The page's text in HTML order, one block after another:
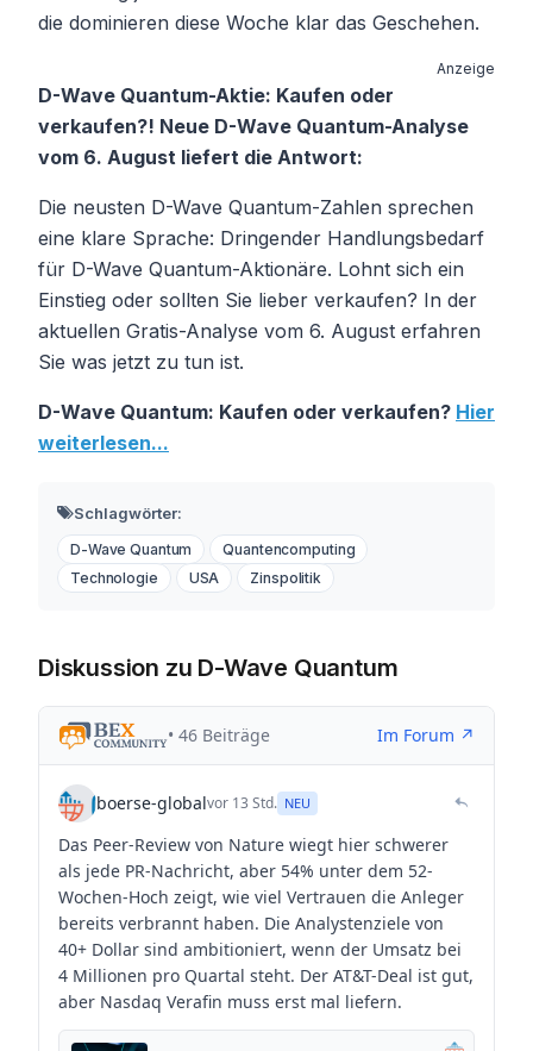
die dominieren diese Woche klar das Geschehen.
Anzeige
D-Wave Quantum-Aktie: Kaufen oder
verkaufen?! Neue D-Wave Quantum-Analyse
vom 6. August liefert die Antwort:
Die neusten D-Wave Quantum-Zahlen sprechen
eine klare Sprache: Dringender Handlungsbedarf
für D-Wave Quantum-Aktionäre. Lohnt sich ein
Einstieg oder sollten Sie lieber verkaufen? In der
aktuellen Gratis-Analyse vom 6. August erfahren
Sie was jetzt zu tun ist.
D-Wave Quantum: Kaufen oder verkaufen? Hier
weiterlesen...
Schlagwörter:
D-Wave Quantum
Quantencomputing
Technologie
USA Zinspolitik
Diskussion zu D-Wave Quantum